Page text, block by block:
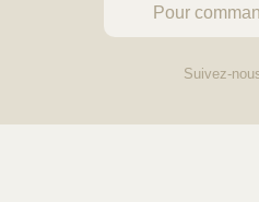
Pour
Suivez-